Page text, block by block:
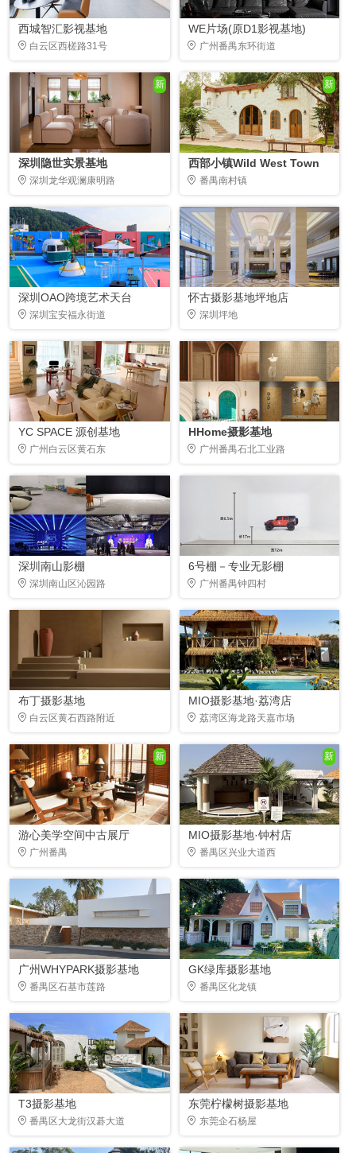
西城智汇影视基地
白云区西槎路31号
WE片场(原D1影视基地)
广州番禺东环街道
新
深圳隐世实景基地
深圳龙华观澜康明路
新
西部小镇Wild West Town
番禺南村镇
深圳OAO跨境艺术天台
深圳宝安福永街道
怀古摄影基地坪地店
深圳坪地
YC SPACE 源创基地
广州白云区黄石东
HHome摄影基地
广州番禺石北工业路
深圳南山影棚
深圳南山区沁园路
6号棚－专业无影棚
广州番禺钟四村
布丁摄影基地
白云区黄石西路附近
MIO摄影基地·荔湾店
荔湾区海龙路天嘉市场
新
游心美学空间中古展厅
广州番禺
新
MIO摄影基地·钟村店
番禺区兴业大道西
广州WHYPARK摄影基地
番禺区石基市莲路
GK绿库摄影基地
番禺区化龙镇
T3摄影基地
番禺区大龙街汉碁大道
东莞柠檬树摄影基地
东莞企石杨屋